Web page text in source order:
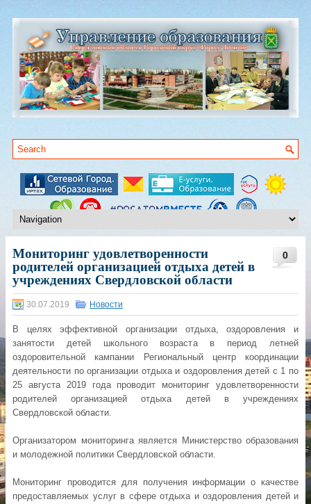
0
Мониторинг удовлетворенности
родителей организацией отдыха детей в
учреждениях Свердловской области
30.07.2019 Новости
В целях эффективной организации отдыха, оздоровления и
занятости детей школьного возраста в период летней
оздоровительной кампании Региональный центр координации
деятельности по организации отдыха и оздоровления детей с 1 по
25 августа 2019 года проводит мониторинг удовлетворенности
родителей организацией отдыха детей в учреждениях
Свердловской области.
Организатором мониторинга является Министерство образования
и молодежной политики Свердловской области.
Мониторинг проводится для получения информации о качестве
предоставляемых услуг в сфере отдыха и оздоровления детей и